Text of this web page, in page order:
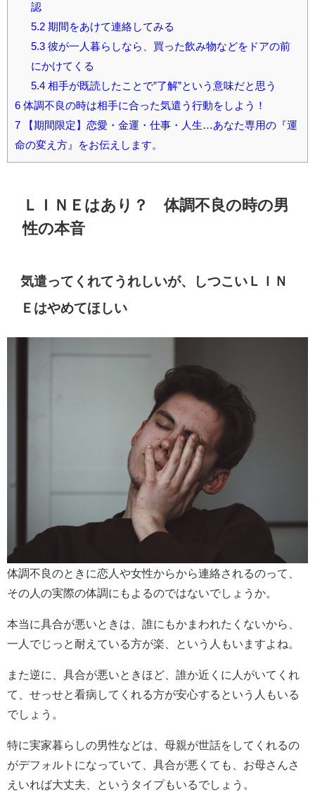
認
5.2期間をあけて連絡してみる
5.3彼が一人暮らしなら、買った飲み物などをドアの前
にかけてくる
5.4相手が既読したことで”了解”という意味だと思う
6 体調不良の時は相手に合った気遣う行動をしよう！
7 【期間限定】恋愛・金運・仕事・人生…あなた専用の『運
命の変え方』をお伝えします。
ＬＩＮＥはあり？ 体調不良の時の男
性の本音
気遣ってくれてうれしいが、しつこいＬＩＮ
Ｅはやめてほしい
体調不良のときに恋人や女性からから連絡されるのって、
その人の実際の体調にもよるのではないでしょうか。
本当に具合が悪いときは、誰にもかまわれたくないから、
一人でじっと耐えている方が楽、という人もいますよね。
また逆に、具合が悪いときほど、誰か近くに人がいてくれ
て、せっせと看病してくれる方が安心するという人もいる
でしょう。
特に実家暮らしの男性などは、母親が世話をしてくれるの
がデフォルトになっていて、具合が悪くても、お母さんさ
えいれば大丈夫、というタイプもいるでしょう。